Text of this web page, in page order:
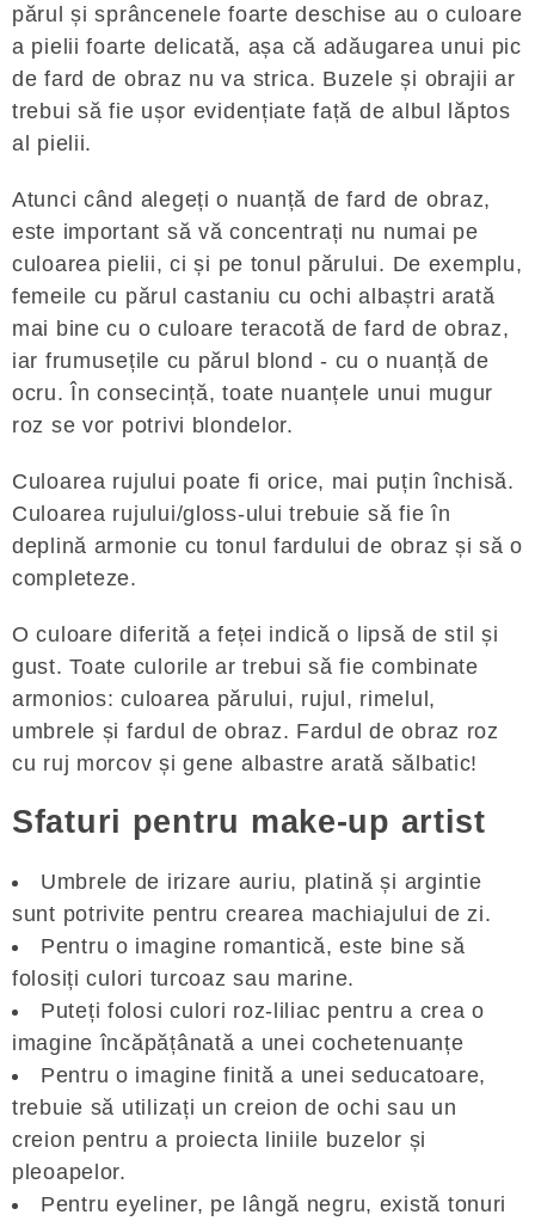
părul și sprâncenele foarte deschise au o culoare
a pielii foarte delicată, așa că adăugarea unui pic
de fard de obraz nu va strica. Buzele și obrajii ar
trebui să fie ușor evidențiate față de albul lăptos
al pielii.
Atunci când alegeți o nuanță de fard de obraz,
este important să vă concentrați nu numai pe
culoarea pielii, ci și pe tonul părului. De exemplu,
femeile cu părul castaniu cu ochi albaștri arată
mai bine cu o culoare teracotă de fard de obraz,
iar frumusețile cu părul blond - cu o nuanță de
ocru. În consecință, toate nuanțele unui mugur
roz se vor potrivi blondelor.
Culoarea rujului poate fi orice, mai puțin închisă.
Culoarea rujului/gloss-ului trebuie să fie în
deplină armonie cu tonul fardului de obraz și să o
completeze.
O culoare diferită a feței indică o lipsă de stil și
gust. Toate culorile ar trebui să fie combinate
armonios: culoarea părului, rujul, rimelul,
umbrele și fardul de obraz. Fardul de obraz roz
cu ruj morcov și gene albastre arată sălbatic!
Sfaturi pentru make-up artist
Umbrele de irizare auriu, platină și argintie
sunt potrivite pentru crearea machiajului de zi.
Pentru o imagine romantică, este bine să
folosiți culori turcoaz sau marine.
Puteți folosi culori roz-liliac pentru a crea o
imagine încăpățânată a unei cochetenuanțe
Pentru o imagine finită a unei seducatoare,
trebuie să utilizați un creion de ochi sau un
creion pentru a proiecta liniile buzelor și
pleoapelor.
Pentru eyeliner, pe lângă negru, există tonuri